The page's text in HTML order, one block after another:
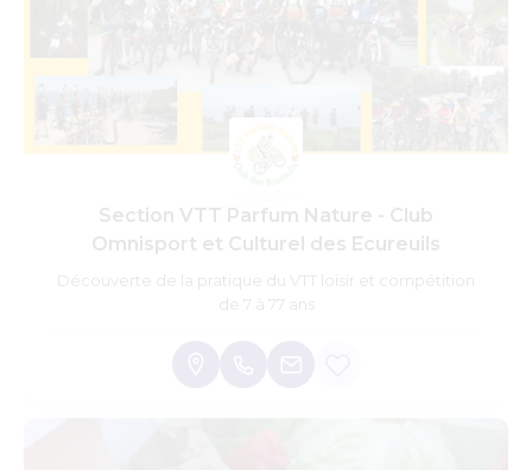
Section VTT Parfum Nature - Club
Omnisport et Culturel des Ecureuils
Découverte de la pratique du VTT loisir et compétition
de 7 à 77 ans